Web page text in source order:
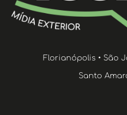
Florianópolis • São
Santo